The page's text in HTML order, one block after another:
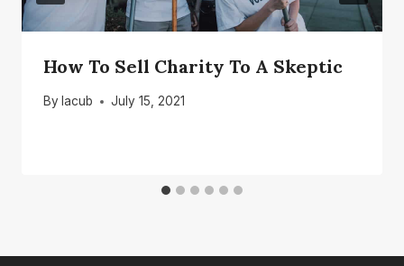
How To Sell Charity To A Skeptic
By lacub July 15, 2021